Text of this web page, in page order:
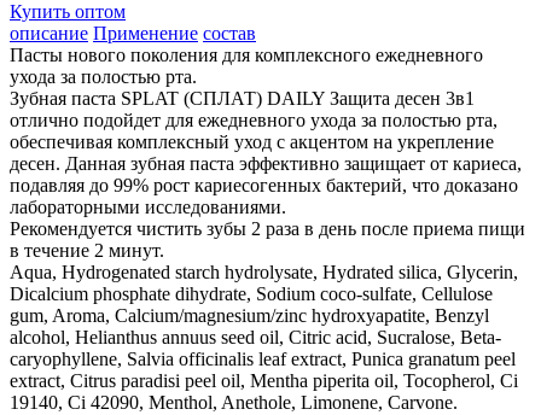
Купить оптом
описание Применение состав
Пасты нового поколения для комплексного ежедневного
ухода за полостью рта.
Зубная паста SPLAT (СПЛАТ) DAILY Защита десен 3в1
отлично подойдет для ежедневного ухода за полостью рта,
обеспечивая комплексный уход с акцентом на укрепление
десен. Данная зубная паста эффективно защищает от кариеса,
подавляя до 99% рост кариесогенных бактерий, что доказано
лабораторными исследованиями.
Рекомендуется чистить зубы 2 раза в день после приема пищи
в течение 2 минут.
Aqua, Hydrogenated starch hydrolysate, Hydrated silica, Glycerin,
Dicalcium phosphate dihydrate, Sodium coco-sulfate, Cellulose
gum, Aroma, Calcium/magnesium/zinc hydroxyapatite, Benzyl
alcohol, Helianthus annuus seed oil, Citric acid, Sucralose, Beta-
caryophyllene, Salvia officinalis leaf extract, Punica granatum peel
extract, Citrus paradisi peel oil, Mentha piperita oil, Tocopherol, Ci
19140, Ci 42090, Menthol, Anethole, Limonene, Carvone.